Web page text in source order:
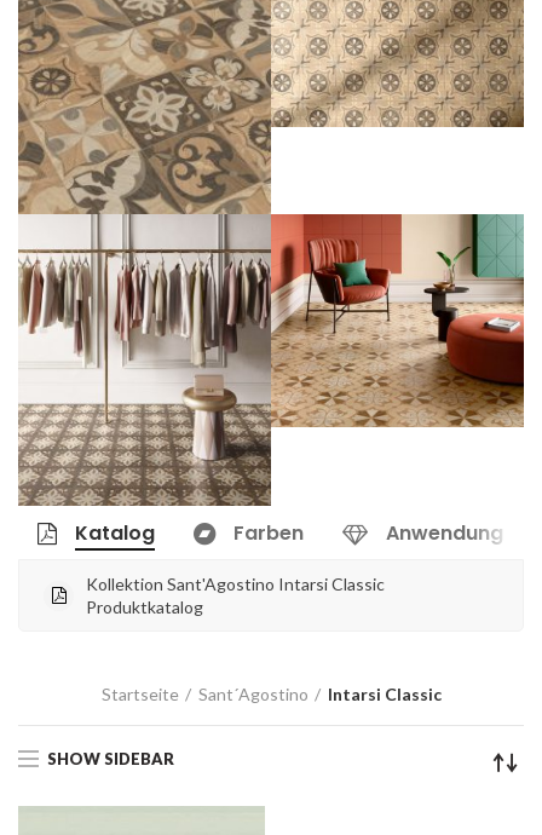
Katalog Farben Anwendung
Kollektion Sant'Agostino Intarsi Classic
Produktkatalog
Startseite Sant´Agostino Intarsi Classic
SHOW SIDEBAR